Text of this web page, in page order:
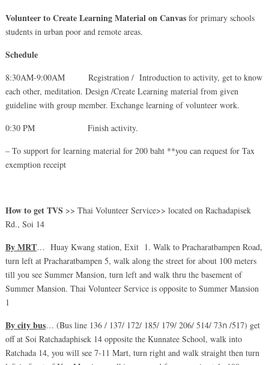
Volunteer to Create Learning Material on Canvasfor primary schools
students in urban poor and remote areas.
Schedule
8:30AM-9:00AM Registration / Introduction to activity, get to know
each other, meditation. Design /Create Learning material from given
guideline with group member. Exchange learning of volunteer work.
0:30 PM Finish activity.
– To support for learning material for 200 baht **you can request for Tax
exemption receipt
How to get TVS >> Thai Volunteer Service>> located on Rachadapisek
Rd., Soi 14
By MRT… Huay Kwang station, Exit 1. Walk to Pracharatbampen Road,
turn left at Pracharatbampen 5, walk along the street for about 100 meters
till you see Summer Mansion, turn left and walk thru the basement of
Summer Mansion. Thai Volunteer Service is opposite to Summer Mansion
1
By city bus… (Bus line 136 / 137/ 172/ 185/ 179/ 206/ 514/ 73ก /517) get
off at Soi Ratchadaphisek 14 opposite the Kunnatee School, walk into
Ratchada 14, you will see 7-11 Mart, turn right and walk straight then turn